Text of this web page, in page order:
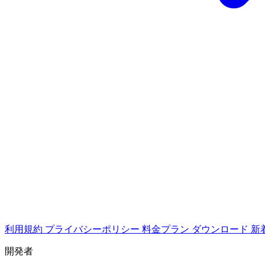
利用規約 プライバシーポリシー 料金プラン ダウンロード 新
開発者